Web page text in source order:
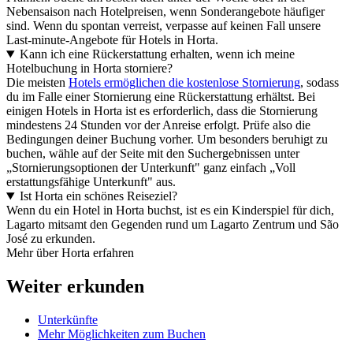
Nebensaison nach Hotelpreisen, wenn Sonderangebote häufiger
sind. Wenn du spontan verreist, verpasse auf keinen Fall unsere
Last-minute-Angebote für Hotels in Horta.
Kann ich eine Rückerstattung erhalten, wenn ich meine
Hotelbuchung in Horta storniere?
Die meisten Hotels ermöglichen die kostenlose Stornierung, sodass
du im Falle einer Stornierung eine Rückerstattung erhältst. Bei
einigen Hotels in Horta ist es erforderlich, dass die Stornierung
mindestens 24 Stunden vor der Anreise erfolgt. Prüfe also die
Bedingungen deiner Buchung vorher. Um besonders beruhigt zu
buchen, wähle auf der Seite mit den Suchergebnissen unter
„Stornierungsoptionen der Unterkunft" ganz einfach „Voll
erstattungsfähige Unterkunft" aus.
Ist Horta ein schönes Reiseziel?
Wenn du ein Hotel in Horta buchst, ist es ein Kinderspiel für dich,
Lagarto mitsamt den Gegenden rund um Lagarto Zentrum und São
José zu erkunden.
Mehr über Horta erfahren
Weiter erkunden
Unterkünfte
Mehr Möglichkeiten zum Buchen